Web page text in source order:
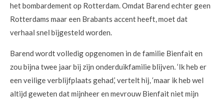
het bombardement op Rotterdam. Omdat Barend echter geen
Rotterdams maar een Brabants accent heeft, moet dat
verhaal snel bijgesteld worden.
Barend wordt volledig opgenomen in de familie Bienfait en
zou bijna twee jaar bij zijn onderduikfamilie blijven. ‘Ik heb er
een veilige verblijfplaats gehad,’ vertelt hij, ‘maar ik heb wel
altijd geweten dat mijnheer en mevrouw Bienfait niet mijn